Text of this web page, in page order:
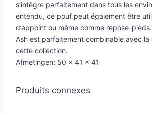
s’intègre parfaitement dans tous les
entendu, ce pouf peut également être
d’appoint ou même comme repose-
Ash est parfaitement combinable avec la
cette collection.
Afmetingen: 50 x 41 x 41
Produits connexes